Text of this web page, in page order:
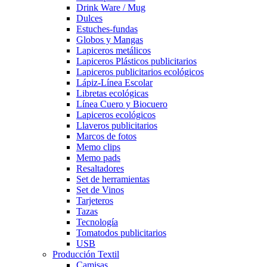
Drink Ware / Mug
Dulces
Estuches-fundas
Globos y Mangas
Lapiceros metálicos
Lapiceros Plásticos publicitarios
Lapiceros publicitarios ecológicos
Lápiz-Línea Escolar
Libretas ecológicas
Línea Cuero y Biocuero
Lapiceros ecológicos
Llaveros publicitarios
Marcos de fotos
Memo clips
Memo pads
Resaltadores
Set de herramientas
Set de Vinos
Tarjeteros
Tazas
Tecnología
Tomatodos publicitarios
USB
Producción Textil
Camisas